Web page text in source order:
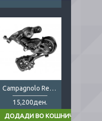
Campagnolo Record 12s
15,200ден.